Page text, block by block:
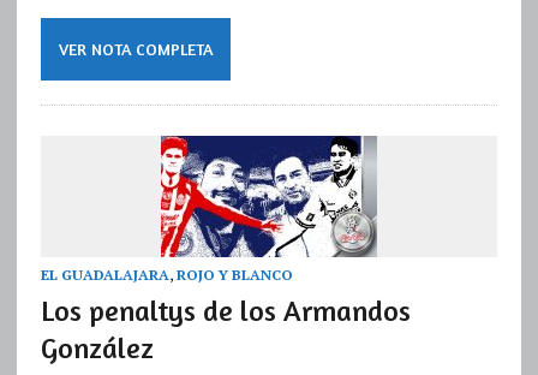
VER NOTA COMPLETA
EL GUADALAJARA, ROJO Y BLANCO
Los penaltys de los Armandos
González